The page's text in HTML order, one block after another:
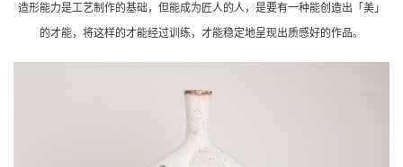
造形能力是工艺制作的基础，但能成为匠人的人，是要有一种能创造出「美」
的才能，将这样的才能经过训练，才能稳定地呈现出质感好的作品。